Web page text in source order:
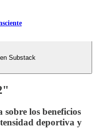
Substack
sobre los beneficios
deportiva y